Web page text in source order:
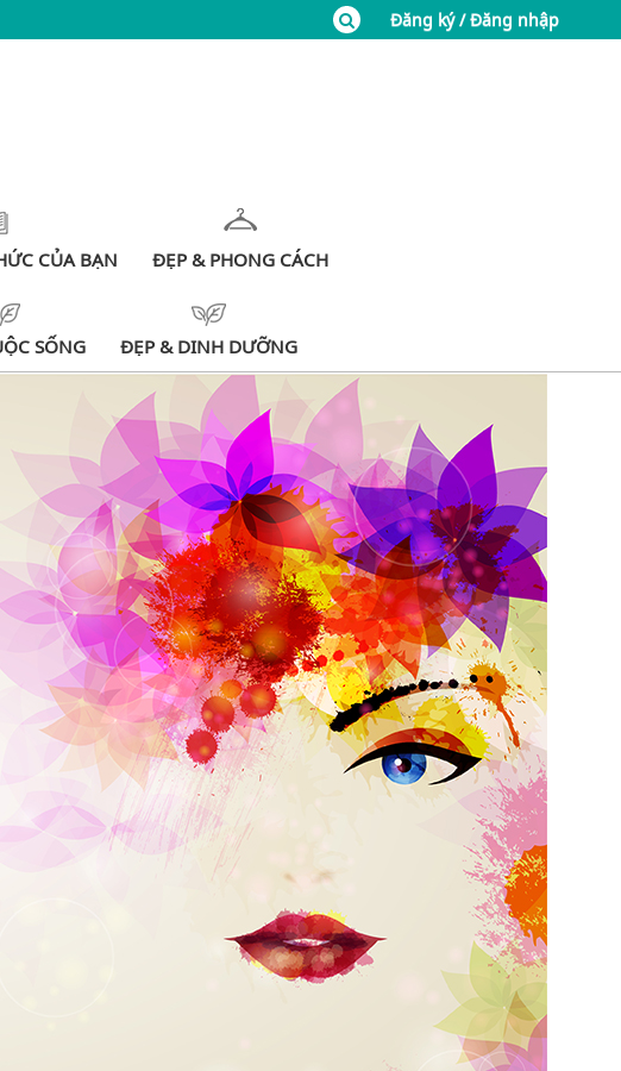
Đăng ký / Đăng nhập
CỦA BẠN ĐẸP & PHONG CÁCH
SỐNG ĐẸP & DINH DƯỠNG